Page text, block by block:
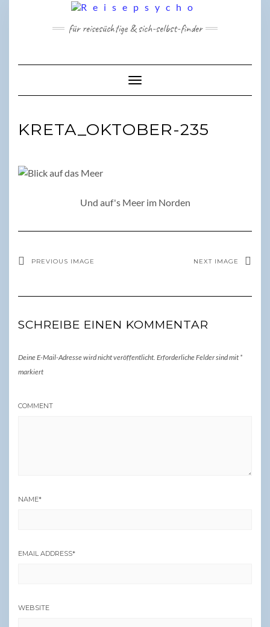
für reisesüchtige & sich-selbst-finder
Toggle Navigation
KRETA_OKTOBER-235
Und auf's Meer im Norden
PREVIOUS IMAGE NEXT IMAGE
SCHREIBE EINEN KOMMENTAR
Deine E-Mail-Adresse wird nicht veröffentlicht. Erforderliche Felder sind mit *
markiert
COMMENT
NAME*
EMAIL ADDRESS*
WEBSITE